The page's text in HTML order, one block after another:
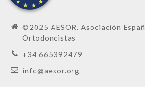
©2025 AESOR. Asociación
Ortodoncistas
+34 665392479
info@aesor.org